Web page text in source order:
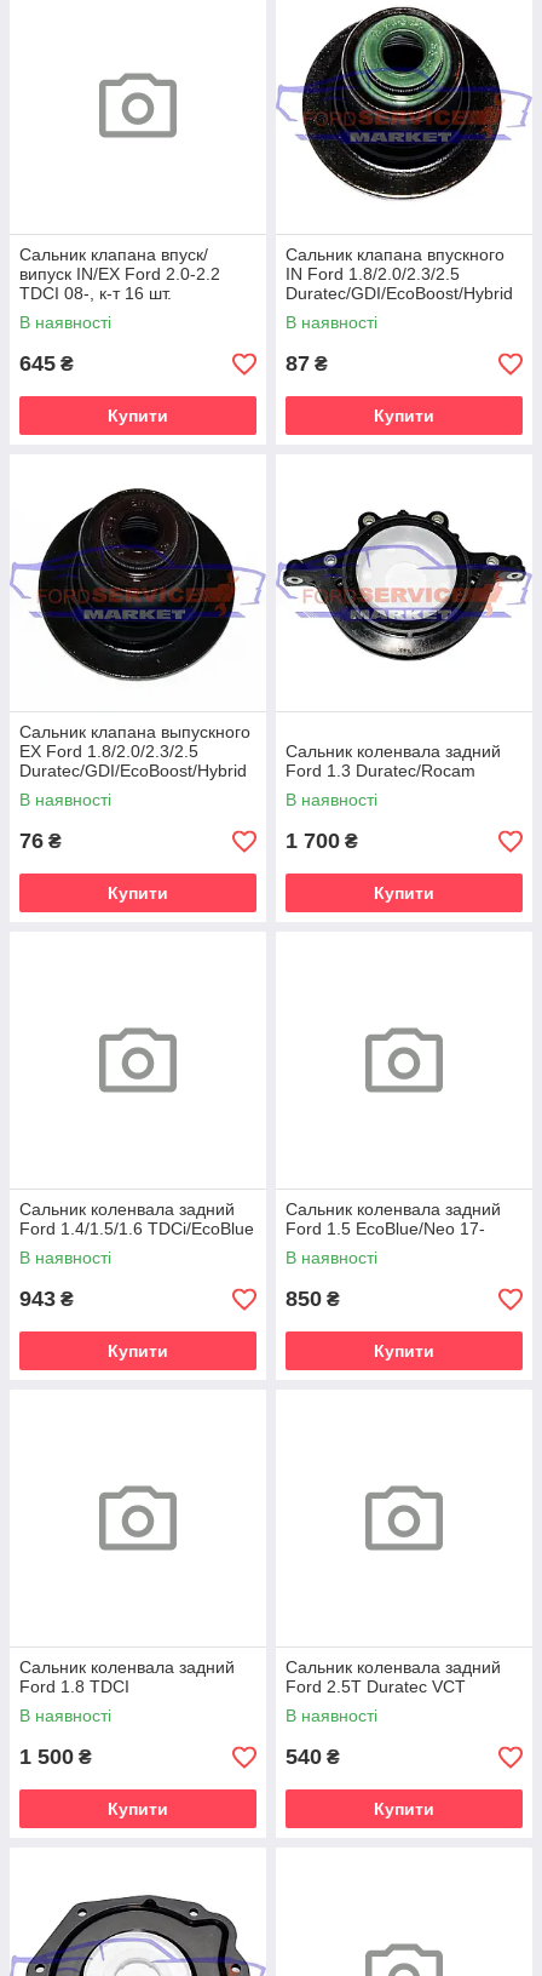
Сальник клапана впуск/
випуск IN/EX Ford 2.0-2.2
TDCI 08-, к-т 16 шт.
В наявності
645 ₴
Купити
Сальник клапана впускного
IN Ford 1.8/2.0/2.3/2.5
Duratec/GDI/EcoBoost/Hybrid
В наявності
87 ₴
Купити
Сальник клапана выпускного
ЕХ Ford 1.8/2.0/2.3/2.5
Duratec/GDI/EcoBoost/Hybrid
В наявності
76 ₴
Купити
Сальник коленвала задний
Ford 1.3 Duratec/Rocam
В наявності
1 700 ₴
Купити
Сальник коленвала задний
Ford 1.4/1.5/1.6 TDCi/EcoBlue
В наявності
943 ₴
Купити
Сальник коленвала задний
Ford 1.5 EcoBlue/Neo 17-
В наявності
850 ₴
Купити
Сальник коленвала задний
Ford 1.8 TDCI
В наявності
1 500 ₴
Купити
Сальник коленвала задний
Ford 2.5T Duratec VCT
В наявності
540 ₴
Купити